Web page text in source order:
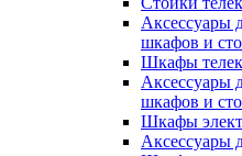
Аксессуары
шкафов и
Шкафы
Аксессуары
шкафов и
Шкафы
Аксессуары